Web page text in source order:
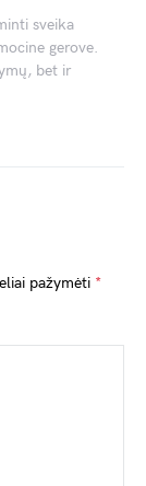
sveika
gerove.
bet ir
pažymėti *